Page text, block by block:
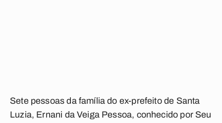
Sete pessoas da família do ex-prefeito de Santa
Luzia, Ernani da Veiga Pessoa, conhecido por Seu